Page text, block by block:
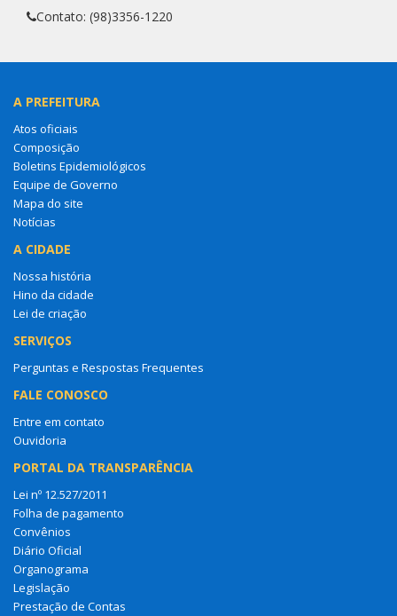
Contato: (98)3356-1220
A PREFEITURA
Atos oficiais
Composição
Boletins Epidemiológicos
Equipe de Governo
Mapa do site
Notícias
A CIDADE
Nossa história
Hino da cidade
Lei de criação
SERVIÇOS
Perguntas e Respostas Frequentes
FALE CONOSCO
Entre em contato
Ouvidoria
PORTAL DA TRANSPARÊNCIA
Lei nº 12.527/2011
Folha de pagamento
Convênios
Diário Oficial
Organograma
Legislação
Prestação de Contas